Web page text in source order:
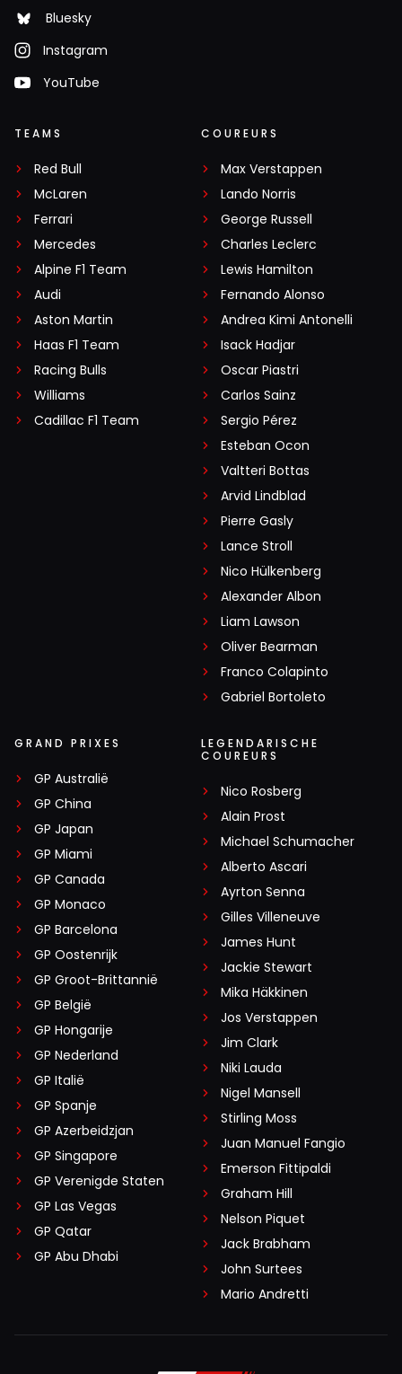
Bluesky
Instagram
YouTube
TEAMS
Red Bull
McLaren
Ferrari
Mercedes
Alpine F1 Team
Audi
Aston Martin
Haas F1 Team
Racing Bulls
Williams
Cadillac F1 Team
COUREURS
Max Verstappen
Lando Norris
George Russell
Charles Leclerc
Lewis Hamilton
Fernando Alonso
Andrea Kimi Antonelli
Isack Hadjar
Oscar Piastri
Carlos Sainz
Sergio Pérez
Esteban Ocon
Valtteri Bottas
Arvid Lindblad
Pierre Gasly
Lance Stroll
Nico Hülkenberg
Alexander Albon
Liam Lawson
Oliver Bearman
Franco Colapinto
Gabriel Bortoleto
GRAND PRIXES
GP Australië
GP China
GP Japan
GP Miami
GP Canada
GP Monaco
GP Barcelona
GP Oostenrijk
GP Groot-Brittannië
GP België
GP Hongarije
GP Nederland
GP Italië
GP Spanje
GP Azerbeidzjan
GP Singapore
GP Verenigde Staten
GP Las Vegas
GP Qatar
GP Abu Dhabi
LEGENDARISCHE
COUREURS
Nico Rosberg
Alain Prost
Michael Schumacher
Alberto Ascari
Ayrton Senna
Gilles Villeneuve
James Hunt
Jackie Stewart
Mika Häkkinen
Jos Verstappen
Jim Clark
Niki Lauda
Nigel Mansell
Stirling Moss
Juan Manuel Fangio
Emerson Fittipaldi
Graham Hill
Nelson Piquet
Jack Brabham
John Surtees
Mario Andretti